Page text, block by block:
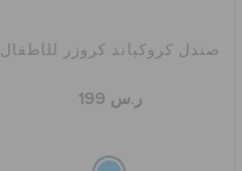
صندل كروكباند كروزر للأطفال
ر.س 199